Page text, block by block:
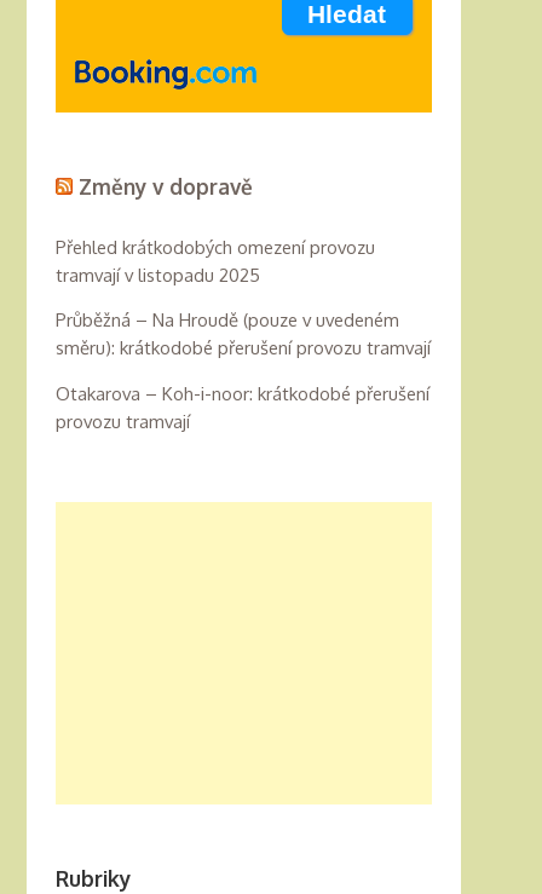
Změny v dopravě
Přehled krátkodobých omezení provozu
tramvají v listopadu 2025
Průběžná – Na Hroudě (pouze v uvedeném
směru): krátkodobé přerušení provozu tramvají
Otakarova – Koh-i-noor: krátkodobé přerušení
provozu tramvají
Rubriky